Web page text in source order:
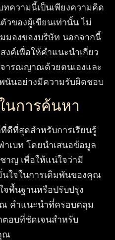
ความนี้เป็นเพียงความคิด
วของผู้เขียนเท่านั้น ไม่
มองของบริษัท นอกจากนี้
ค์เพื่อให้คำแนะนำเกี่ยว
ารณญาณด้วยตนเองและ
นันอย่างมีความรับผิดชอบ
นการค้นหา
ดีที่สุดสำหรับการเรียนรู้
เบท โดยนำเสนอข้อมูล
าญ เพื่อให้แน่ใจว่ามี
ใจในการเดิมพันของคุณ
จพื้นฐานหรือปรับปรุง
คำแนะนำที่ครอบคลุม
ตอบที่ชัดเจนสำหรับ
ณ